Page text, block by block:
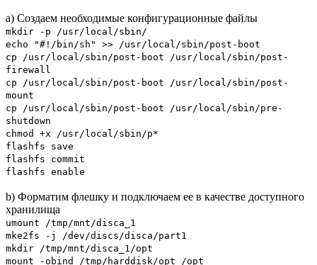
a) Создаем необходимые конфигурационные файлы
mkdir -p /usr/local/sbin/
echo "#!/bin/sh" >> /usr/local/sbin/post-boot
cp /usr/local/sbin/post-boot /usr/local/sbin/post-
firewall
cp /usr/local/sbin/post-boot /usr/local/sbin/post-
mount
cp /usr/local/sbin/post-boot /usr/local/sbin/pre-
shutdown
chmod +x /usr/local/sbin/p*
flashfs save
flashfs commit
flashfs enable
b) Форматим флешку и подключаем ее в качестве доступного
хранилища
umount /tmp/mnt/disca_1
mke2fs -j /dev/discs/disca/part1
mkdir /tmp/mnt/disca_1/opt
mount -obind /tmp/harddisk/opt /opt